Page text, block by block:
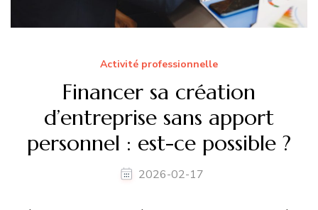
Activité professionnelle
Financer sa création
d’entreprise sans apport
personnel : est-ce possible ?
2026-02-17